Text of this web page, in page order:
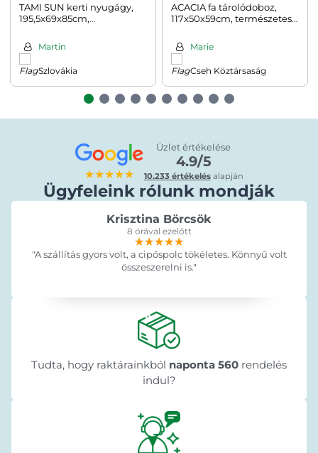
TAMI SUN kerti nyugágy,
195,5x69x85cm,
Martin
Szlovákia
ACACIA fa tárolódoboz,
117x50x59cm, természetes
Marie
Cseh Köztársaság
★★★★★
Üzlet értékelése
4.9/5
10.233 értékelésalapján
Ügyfeleink rólunk mondják
Krisztina Börcsök
8 órával ezelőtt
★★★★★
★★★★★
★★★★★
"A szállítás gyors volt, a cipőspolc tökéletes. Könnyű volt
összeszerelni is."
Tudta, hogy raktárainkból naponta 560 rendelés
indul?